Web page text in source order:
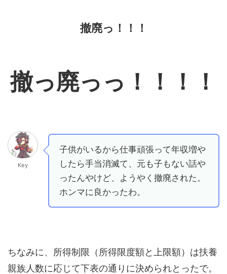
撤廃っ！！！
撤っ廃っっ！！！！
Key
子供がいるから仕事頑張って年収増や
したら手当消滅て、元も子もない話や
ったんやけど、ようやく撤廃された。
ホンマに良かったわ。
ちなみに、所得制限（所得限度額と上限額）は扶養
親族人数に応じて下表の通りに決められとったで。